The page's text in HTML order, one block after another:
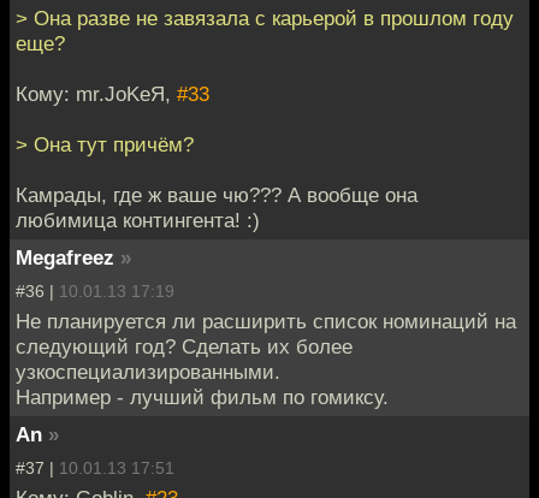
> Она разве не завязала с карьерой в прошлом году
еще?
Кому: mr.JoKeЯ, #33
> Она тут причём?
Камрады, где ж ваше чю??? А вообще она
любимица контингента! :)
Megafreez »
#36 | 10.01.13 17:19
Не планируется ли расширить список номинаций на
следующий год? Сделать их более
узкоспециализированными.
Например - лучший фильм по гомиксу.
An »
#37 | 10.01.13 17:51